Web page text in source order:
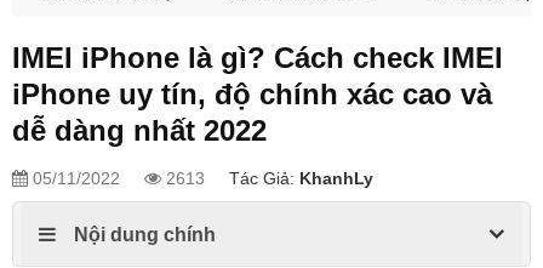
IMEI iPhone là gì? Cách check IMEI
iPhone uy tín, độ chính xác cao và
dễ dàng nhất 2022
05/11/2022 2613 Tác Giả: KhanhLy
Nội dung chính